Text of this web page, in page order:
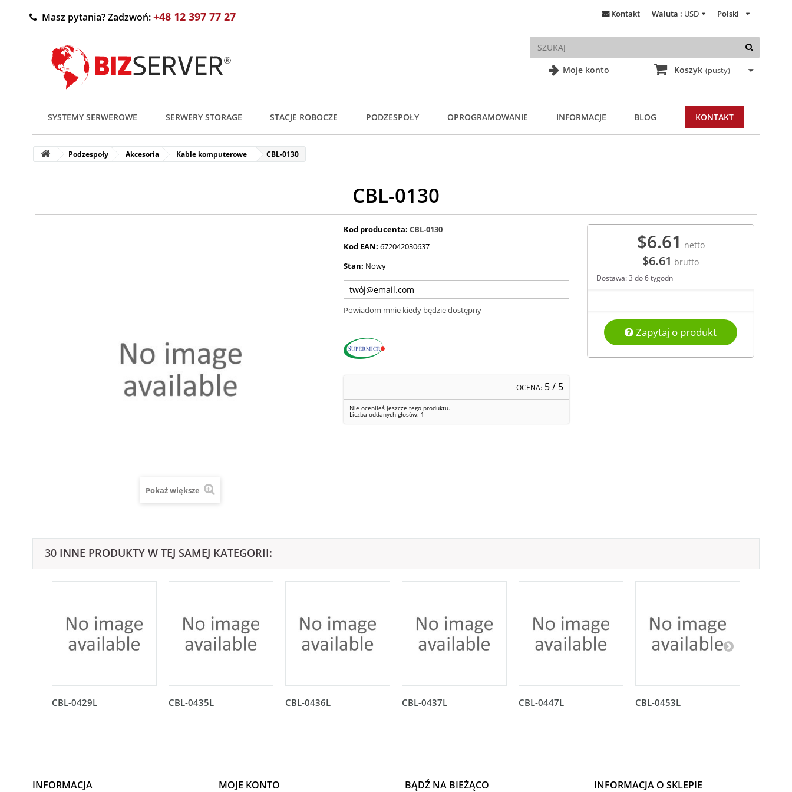
Moje konto
Polski
Waluta : USD
Kontakt
Masz pytania? Zadzwoń:+48 12 397 77 27
Koszyk (pusty)
SYSTEMY SERWEROWE SERWERY STORAGE STACJE ROBOCZE PODZESPOŁY OPROGRAMOWANIE INFORMACJE BLOG KONTAKT
Podzespoły Akcesoria Kable komputerowe CBL-0130
CBL-0130
Pokaż większe
Kod producenta: CBL-0130
Kod EAN: 672042030637
Stan: Nowy
Powiadom mnie kiedy będzie dostępny
OCENA: 5/ 5
Nie oceniłeś jeszcze tego produktu.
Liczba oddanych głosów: 1
$6.61 netto
$6.61 brutto
Dostawa: 3 do 6 tygodni
Zapytaj o produkt
30 INNE PRODUKTY W TEJ SAMEJ KATEGORII:
CBL-0429L CBL-0435L CBL-0436L CBL-0437L CBL-0447L CBL-0453L
INFORMACJA MOJE KONTO BĄDŹ NA BIEŻĄCO INFORMACJA O SKLEPIE